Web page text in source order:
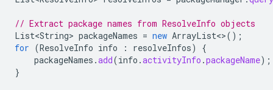
// Extract package names from ResolveInfo objects
List<String> packageNames = new ArrayList<>();
for (ResolveInfo info : resolveInfos)
{
packageNames .add(info .activityInfo .packageName);
}